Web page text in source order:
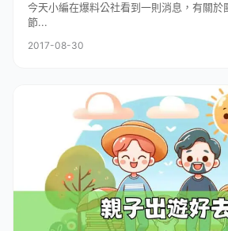
今天小編在爆料公社看到一則消息，有關於
節...
2017-08-30